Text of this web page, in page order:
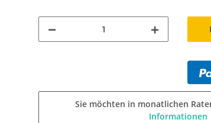
Sie möchten in monatlichen
Informationen